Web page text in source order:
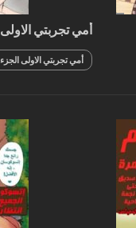
أمي تجربتي الاولى
أمي تجربتي الاولى الجزء 6.5